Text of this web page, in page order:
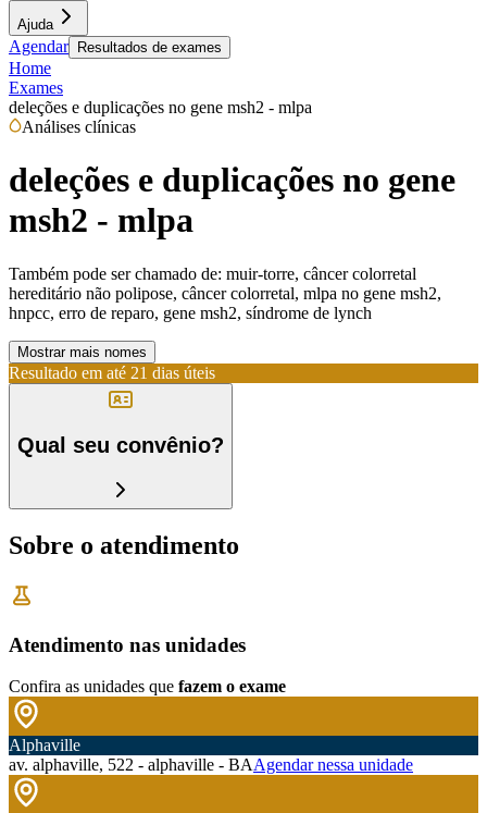
Ajuda
Agendar Resultados de exames
Home
Exames
deleções e duplicações no gene msh2 - mlpa
Análises clínicas
deleções e duplicações no gene
msh2 - mlpa
Também pode ser chamado de: muir-torre, câncer colorretal
hereditário não polipose, câncer colorretal, mlpa no gene msh2,
hnpcc, erro de reparo, gene msh2, síndrome de lynch
Mostrar mais nomes
Resultado em até 21 dias úteis
Qual seu convênio?
Sobre o atendimento
Atendimento nas unidades
Confira as unidades que fazem o exame
Alphaville
av. alphaville, 522 - alphaville - BAAgendar nessa unidade